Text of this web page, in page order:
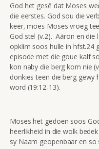
God het gesê dat Moses
die eerstes. God sou die
keer, moes Moses vroeg
God stel (v.2). Aäron en die
opklim soos hulle in hfst.24
episode met die goue kalf
kon naby die berg kom nie
donkies teen die berg gewy
word (19:12-13).
Moses het gedoen soos
heerlikheid in die wolk
sy Naam geopenbaar en so